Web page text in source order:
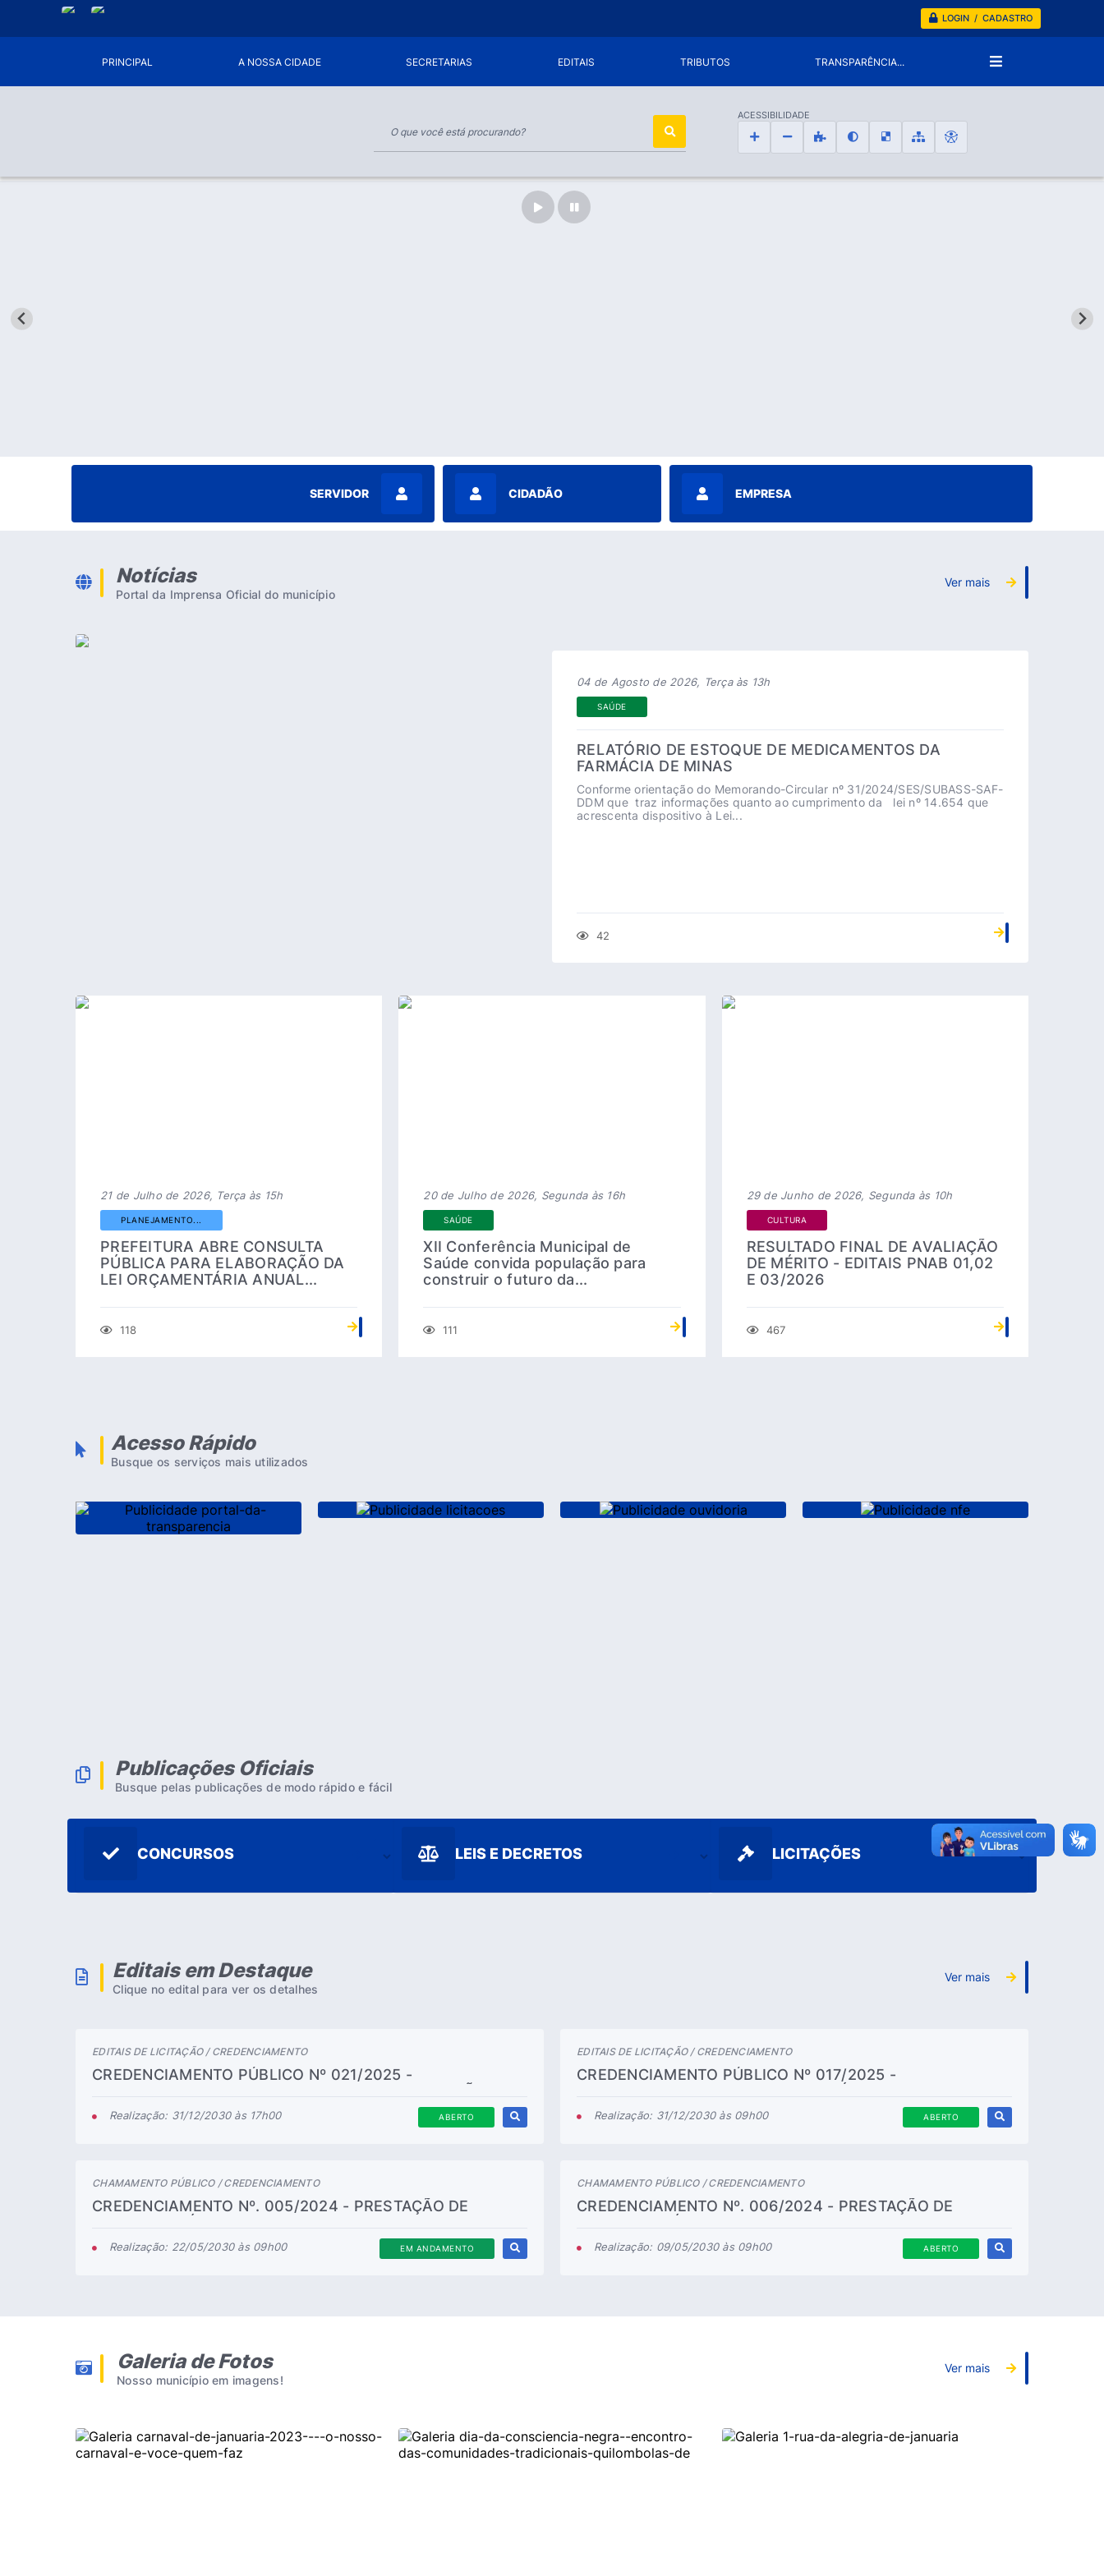
LOGIN / CADASTRO
PRINCIPAL A NOSSA CIDADE SECRETARIAS EDITAIS TRIBUTOS TRANSPARÊNCIA...
ACESSIBILIDADE
SERVIDOR CIDADÃO EMPRESA
Notícias
Portal da Imprensa Oficial do município
Ver mais
04 de Agosto de 2026, Terça às 13h
SAÚDE
RELATÓRIO DE ESTOQUE DE MEDICAMENTOS DA
FARMÁCIA DE MINAS
Conforme orientação do Memorando-Circular nº 31/2024/SES/SUBASS-SAF-
DDM que traz informações quanto ao cumprimento da lei nº 14.654 que
acrescenta dispositivo à Lei...
42
21 de Julho de 2026, Terça às 15h
PLANEJAMENTO...
PREFEITURA ABRE CONSULTA
PÚBLICA PARA ELABORAÇÃO DA
LEI ORÇAMENTÁRIA ANUAL...
118
20 de Julho de 2026, Segunda às 16h
SAÚDE
XII Conferência Municipal de
Saúde convida população para
construir o futuro da...
111
29 de Junho de 2026, Segunda às 10h
CULTURA
RESULTADO FINAL DE AVALIAÇÃO
DE MÉRITO - EDITAIS PNAB 01,02
E 03/2026
467
Acesso Rápido
Busque os serviços mais utilizados
Publicações Oficiais
Busque pelas publicações de modo rápido e fácil
CONCURSOS LEIS E DECRETOS LICITAÇÕES
Editais em Destaque
Clique no edital para ver os detalhes
Ver mais
EDITAIS DE LICITAÇÃO / CREDENCIAMENTO
CREDENCIAMENTO PÚBLICO Nº 021/2025 -
SERVIÇO DE MÃO DE OBRA, CONFORME ESPECIFICAÇÕES
DO TERMO DE...
Realização: 31/12/2030 às 17h00 ABERTO
EDITAIS DE LICITAÇÃO / CREDENCIAMENTO
CREDENCIAMENTO PÚBLICO Nº 017/2025 -
PRESTAÇÃO DE SERVIÇOS DE PERÍCIAS MÉDICAS E
EXAMES
Realização: 31/12/2030 às 09h00 ABERTO
CHAMAMENTO PÚBLICO / CREDENCIAMENTO
CREDENCIAMENTO Nº. 005/2024 - PRESTAÇÃO DE
OFTALMOLOGIA
Realização: 22/05/2030 às 09h00 EM ANDAMENTO
CHAMAMENTO PÚBLICO / CREDENCIAMENTO
CREDENCIAMENTO Nº. 006/2024 - PRESTAÇÃO DE
Realização: 09/05/2030 às 09h00 ABERTO
Galeria de Fotos
Nosso município em imagens!
Ver mais